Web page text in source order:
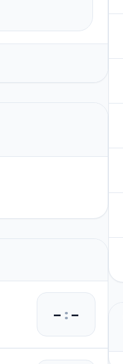
– :–